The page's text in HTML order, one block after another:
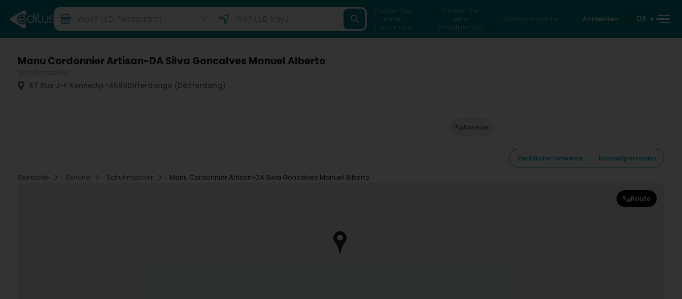
Finden Sie
einen
Fachmann
Finden Sie
eine
Privatperson
Rückwärtssuche Anmelden DE
Manu Cordonnier Artisan-DA Silva Goncalves Manuel Alberto
47 Rue J-F KennedyL-4599Differdange (Déifferdang)
Anreise
Rechtliche Hinweise
Kontaktpersonen
Startseite
Schuhe Schuhmacher Manu Cordonnier Artisan-DA Silva Goncalves Manuel Alberto
Route